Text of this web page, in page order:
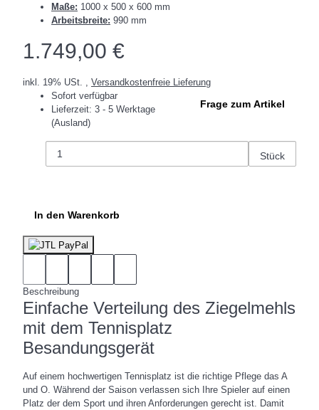
Maße: 1000 x 500 x 600 mm
Arbeitsbreite: 990 mm
1.749,00 €
inkl. 19% USt. , Versandkostenfreie Lieferung
Sofort verfügbar
Lieferzeit: 3 - 5 Werktage
(Ausland)
Frage zum Artikel
Stück
In den Warenkorb
Beschreibung
Einfache Verteilung des Ziegelmehls
mit dem Tennisplatz
Besandungsgerät
Auf einem hochwertigen Tennisplatz ist die richtige Pflege das A
und O. Während der Saison verlassen sich Ihre Spieler auf einen
Platz der dem Sport und ihren Anforderungen gerecht ist. Damit